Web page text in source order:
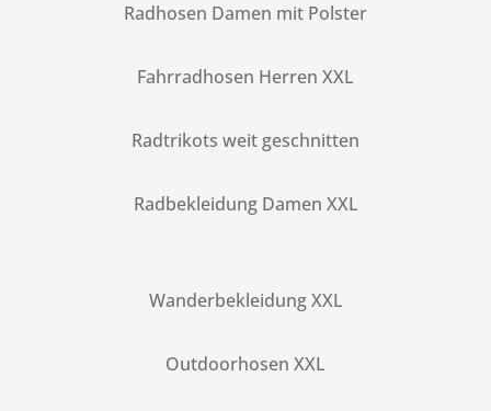
Radhosen Damen mit Polster
Fahrradhosen Herren XXL
Radtrikots weit geschnitten
Radbekleidung Damen XXL
Wanderbekleidung XXL
Outdoorhosen XXL